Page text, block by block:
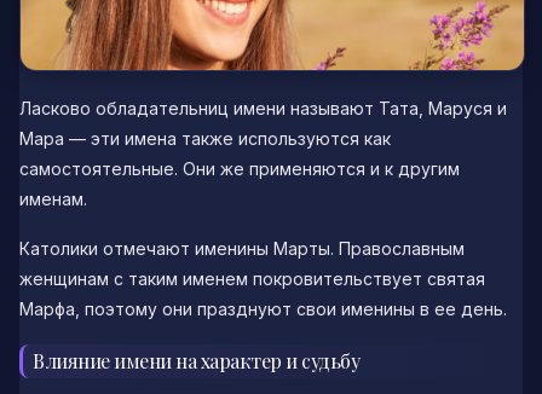
Ласково обладательниц имени называют Тата Маруся и
Мара — эти имена также используются как
самостоятельные. Они же применяются и к другим
именам.
Католики отмечают именины Марты. Православным
женщинам с таким именем покровительствует святая
Марфа, поэтому они празднуют свои именины в ее день.
Влияние имени на характер и судьбу